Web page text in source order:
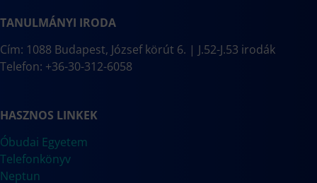
TANULMÁNYI IRODA
Cím: 1088 Budapest, József körút 6. | J.52-J.53 irodák
Telefon: +36-30-312-6058
HASZNOS LINKEK
Óbudai Egyetem
Telefonkönyv
Neptun